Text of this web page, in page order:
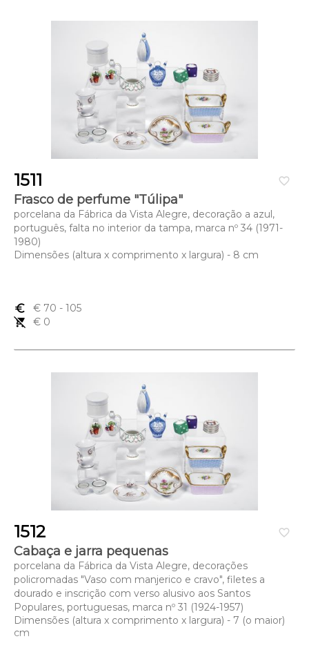
favorite_border
1511
Frasco de perfume "Túlipa"
porcelana da Fábrica da Vista Alegre, decoração a azul,
português, falta no interior da tampa, marca nº 34 (1971-
1980)
Dimensões (altura x comprimento x largura) - 8 cm
euro_symbol € 70 - 105
remove_shopping_cart
€ 0
favorite_border
1512
Cabaça e jarra pequenas
porcelana da Fábrica da Vista Alegre, decorações
policromadas "Vaso com manjerico e cravo", filetes a
dourado e inscrição com verso alusivo aos Santos
Populares, portuguesas, marca nº 31 (1924-1957)
Dimensões (altura x comprimento x largura) - 7 (o maior)
cm